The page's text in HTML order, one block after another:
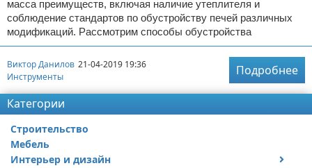
масса преимуществ, включая наличие утеплителя и
соблюдение стандартов по обустройству печей различных
модификаций. Рассмотрим способы обустройства
Виктор Данилов 21-04-2019 19:36
Инструменты
Подробнее
Категории
Строительство
Мебель
Интерьер и дизайн